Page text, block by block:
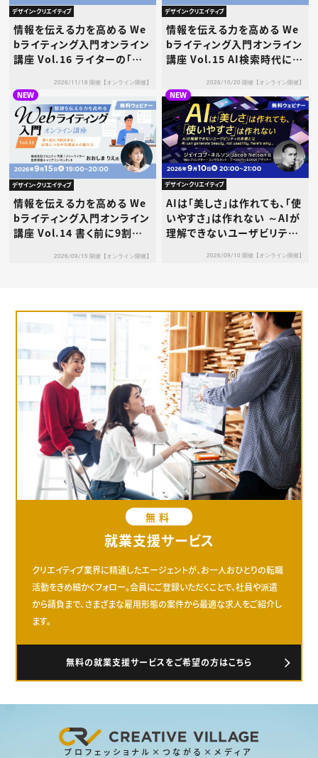
デザイン・クリエイティブ
情報を伝える力を高める We
bライティング入門オンライン
講座 Vol.16 ライターの「値
え方
2026/11/18 開催【オンライン開催】
デザイン・クリエイティブ
情報を伝える力を高める We
bライティング入門オンライン
講座 Vol.15 AI検索時代に
2026/10/20 開催【オンライン開催】
NEW
デザイン・クリエイティブ
情報を伝える力を高める We
bライティング入門オンライン
講座 Vol.14 書く前に9割決
の鍛え方2026/09/15 開催【オンライン開催】
NEW
デザイン・クリエイティブ
AIは「美しさ」は作れても、「使
いやすさ」は作れない ～AIが
理解できないユーザビリティ
2026/09/10 開催【オンライン開催】
無料
就業支援サービス
クリエイティブ業界に精通したエージェントが、お一人おひとりの転職
活動をきめ細かくフォロー。会員にご登録いただくことで、社員や派遣
から請負まで、さまざまな雇用形態の案件から最適な求人をご紹介し
ます。
無料の就業支援サービスをご希望の方はこちら
プロフェッショナル×つながる×メディア